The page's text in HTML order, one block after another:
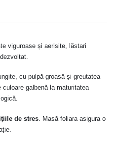
viguroase și aerisite, lăstari
cu pulpă groasă și greutatea
galbenă la maturitatea
de stres . Masă foliara asigura o